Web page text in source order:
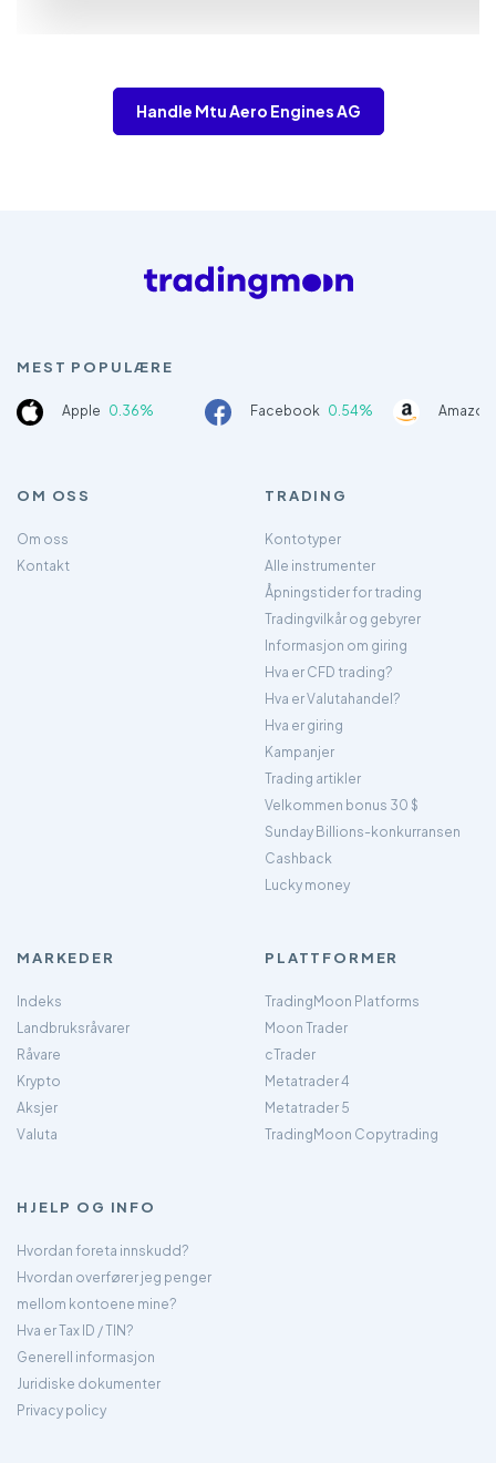
Handle Mtu Aero Engines AG
MEST POPULÆRE
Apple 0.36% Facebook 0.54%
OM OSS
Om oss
Kontakt
TRADING
Kontotyper
Alle instrumenter
Åpningstider for trading
Tradingvilkår og gebyrer
Informasjon om giring
Hva er CFD trading?
Hva er Valutahandel?
Hva er giring
Kampanjer
Trading artikler
Velkommen bonus 30 $
Sunday Billions-konkurransen
Cashback
Lucky money
MARKEDER
Indeks
Landbruksråvarer
Råvare
Krypto
Aksjer
Valuta
PLATTFORMER
TradingMoon Platforms
Moon Trader
cTrader
Metatrader 4
Metatrader 5
TradingMoon Copytrading
HJELP OG INFO
Hvordan foreta innskudd?
Hvordan overfører jeg penger
mellom kontoene mine?
Hva er Tax ID / TIN?
Generell informasjon
Juridiske dokumenter
Privacy policy